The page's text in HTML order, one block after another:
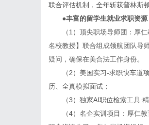
联合评估机制，全年斩获普林斯
●丰富的留学生就业求职资源
（1）顶尖职场导师团：厚仁
名校教授】联合组成领航团队导
疑问，确保在美合法工作身份。
（2）美国实习-求职快车道项
历、全真模拟面试；
（3）独家AI职位检索工具:精
（4）名企实训项目：厚仁教